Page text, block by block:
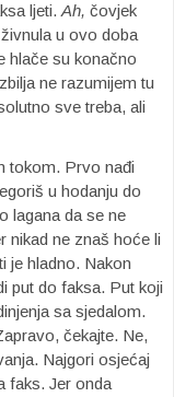
ljeti. Ah, čovjek
u ovo doba
hlače su konačno
ne razumijem tu
sve treba, ali
tokom. Prvo nađi
u hodanju do
lagana da se ne
nikad ne znaš hoće li
je hladno. Nakon
put do faksa. Put koji
sa sjedalom.
čekajte. Ne,
Najgori osjećaj
faks. Jer onda